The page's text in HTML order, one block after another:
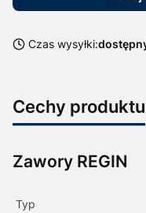
Czas wysyłki:
Cechy produktu
Zawory REGIN
Typ